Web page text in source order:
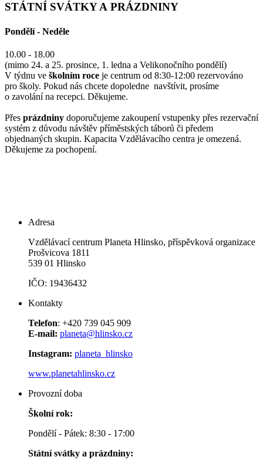
STÁTNÍ SVÁTKY A PRÁZDNINY
Pondělí - Neděle
10.00 - 18.00
(mimo 24. a 25. prosince, 1. ledna a Velikonočního pondělí)
V týdnu ve školním roce je centrum od 8:30-12:00 rezervováno
pro školy. Pokud nás chcete dopoledne navštívit, prosíme
o zavolání na recepci. Děkujeme.
Přes prázdniny doporučujeme zakoupení vstupenky přes rezervační
systém z důvodu návštěv příměstských táborů či předem
objednaných skupin. Kapacita Vzdělávacího centra je omezená.
Děkujeme za pochopení.
Adresa
Vzdělávací centrum Planeta Hlinsko, příspěvková organizace
Prošvicova 1811
539 01 Hlinsko
IČO: 19436432
Kontakty
Telefon: +420 739 045 909
E-mail: planeta@hlinsko.cz
Instagram: planeta_hlinsko
www.planetahlinsko.cz
Provozní doba
Školní rok:
Pondělí - Pátek: 8:30 - 17:00
Státní svátky a prázdniny: